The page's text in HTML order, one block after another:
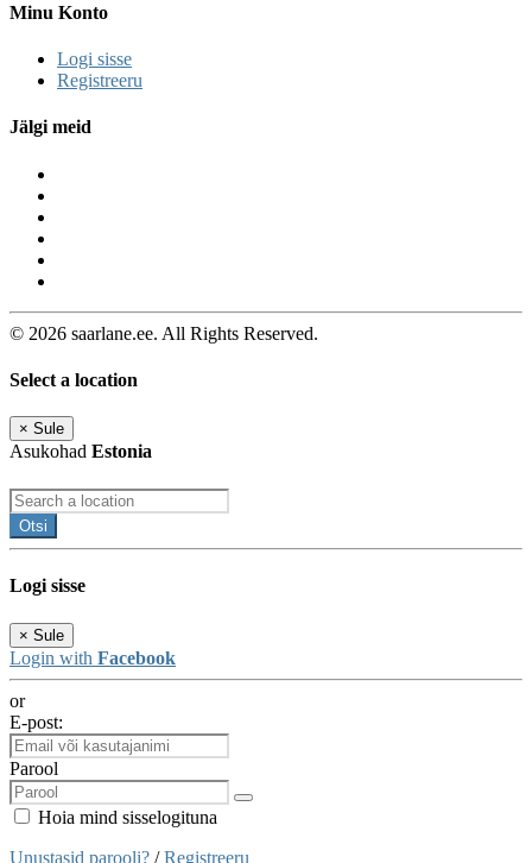
Minu Konto
Logi sisse
Registreeru
Jälgi meid
© 2026 saarlane.ee. All Rights Reserved.
Select a location
× Sule
Asukohad Estonia
Otsi
Logi sisse
× Sule
Login with Facebook
or
E-post:
Parool
Hoia mind sisselogituna
Unustasid parooli? /Registreeru